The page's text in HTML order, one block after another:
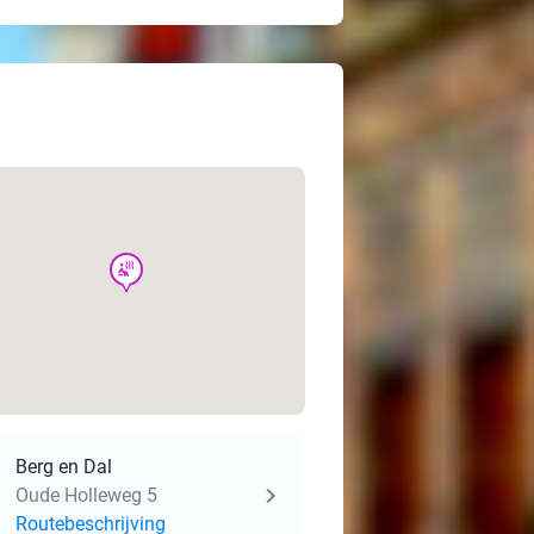
wellness
Berg en Dal
Oude Holleweg 5
Routebeschrijving